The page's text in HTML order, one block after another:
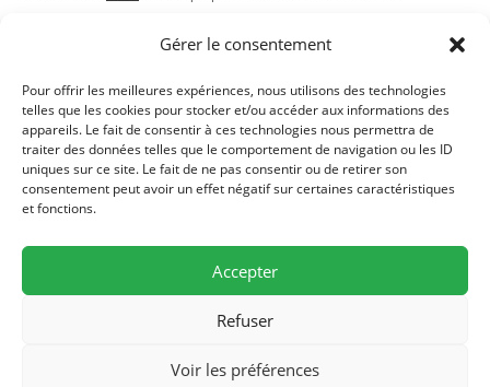
Gérer le consentement
Pour offrir les meilleures expériences, nous utilisons des technologies
telles que les cookies pour stocker et/ou accéder aux informations des
appareils. Le fait de consentir à ces technologies nous permettra de
traiter des données telles que le comportement de navigation ou les ID
uniques sur ce site. Le fait de ne pas consentir ou de retirer son
consentement peut avoir un effet négatif sur certaines caractéristiques
et fonctions.
Accepter
Refuser
Voir les préférences
allez fournir seront transmises à Brevo en sa qualité de processeur de données
Mairie de Bussières, 19 rue de l'église, F-70190 Bussières - Tél./Fax (0)3
81 57 77 84